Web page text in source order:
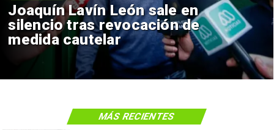
Joaquín Lavín León sale en
silencio tras revocación de
medida cautelar
MÁS RECIENTES